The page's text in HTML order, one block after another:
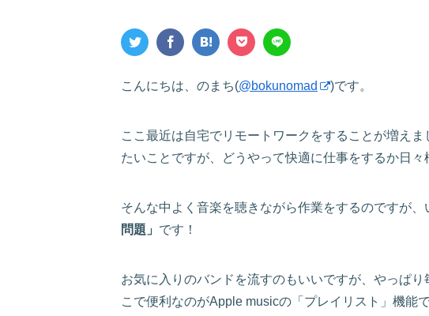
こんにちは、のまち(@bokunomad )です。
ここ最近は自宅でリモートワークをすることが増え
たいことですが、どうやって快適に仕事をするか日々
そんな中よく音楽を聴きながら作業をするのですが、
問題」 です！
お気に入りのバンドを流すのもいいですが、やっぱ
こで便利なのがApple musicの「プレイリスト」機能